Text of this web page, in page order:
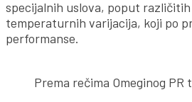
specijalnih uslova, poput različitih
temperaturnih varijacija, koji po
performanse.
Prema rečima Omeginog